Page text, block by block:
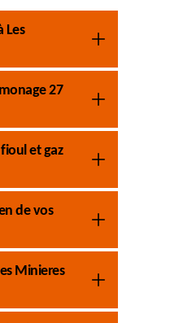
Les
27
et gaz
de vos
Minieres